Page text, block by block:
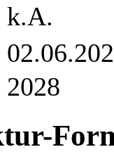
k.A.
2028